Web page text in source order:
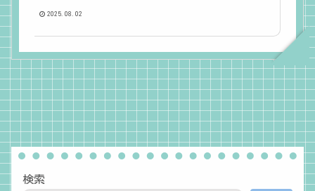
2025.08.02
検索